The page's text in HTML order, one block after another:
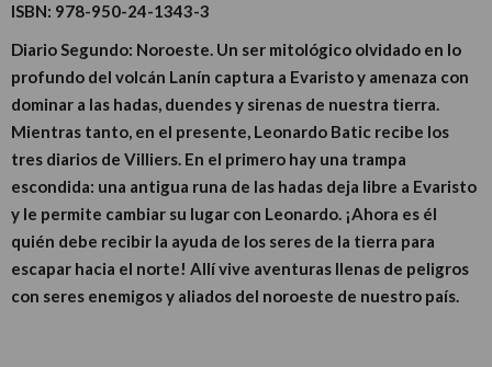
ISBN: 978-950-24-1343-3
Diario Segundo: Noroeste. Un ser mitológico olvidado en lo
profundo del volcán Lanín captura a Evaristo y amenaza con
dominar a las hadas, duendes y sirenas de nuestra tierra.
Mientras tanto, en el presente, Leonardo Batic recibe los
tres diarios de Villiers. En el primero hay una trampa
escondida: una antigua runa de las hadas deja libre a Evaristo
y le permite cambiar su lugar con Leonardo. ¡Ahora es él
quién debe recibir la ayuda de los seres de la tierra para
escapar hacia el norte! Allí vive aventuras llenas de peligros
con seres enemigos y aliados del noroeste de nuestro país.